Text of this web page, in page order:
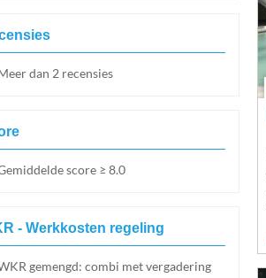
dan 2 recensies
score ≥ 8.0
- Werkkosten regeling
gemengd: combi met vergadering